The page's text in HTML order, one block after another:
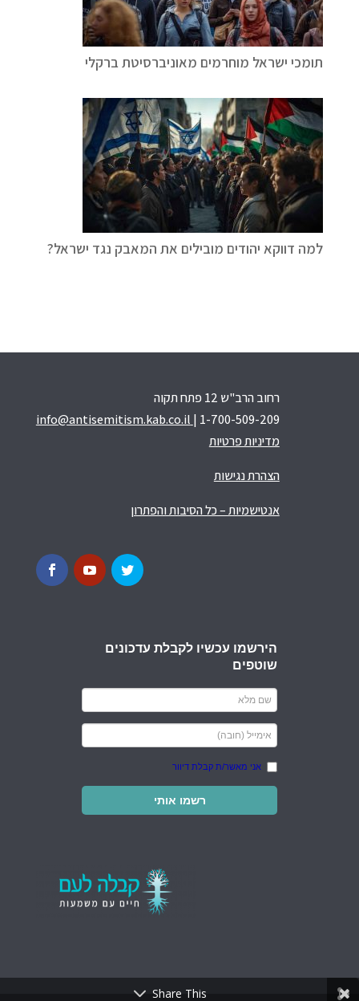
תומכי ישראל מוחרמים מאוניברסיטת ברקלי
למה דווקא יהודים מובילים את המאבק נגד ישראל?
רחוב הרב"ש 12 פתח תקוה
info@antisemitism.kab.co.il | 1-700-509-209
מדיניות פרטיות
הצהרת נגישות
אנטישמיות – כל הסיבות והפתרון
הירשמו עכשיו לקבלת עדכונים
שוטפים
אני מאשר/ת קבלת דיוור
רשמו אותי
Share This